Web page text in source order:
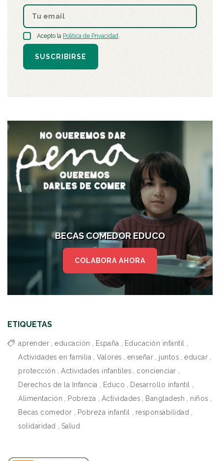
Acepto la Política de Privacidad.
SUSCRIBIRSE
BECAS COMEDOR EDUCO
COLABORA AHORA
ETIQUETAS
aprender , educación , España , Educación infantil ,
Actividades en familia , Valores , enseñar , juntos , educar ,
protección , Actividades infantiles , concienciar ,
Derechos de la Infancia , Educo , Desarrollo infantil ,
Alimentación , Pobreza , Actividades , Bangladesh , niños ,
Becas comedor , Pobreza infantil , responsabilidad ,
solidaridad , Salud